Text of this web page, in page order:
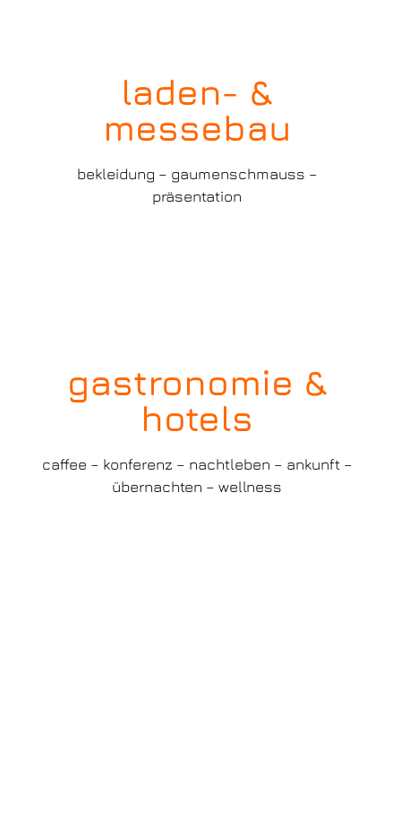
laden- &
messebau
bekleidung – gaumenschmauss –
präsentation
gastronomie &
hotels
caffee – konferenz – nachtleben – ankunft –
übernachten – wellness